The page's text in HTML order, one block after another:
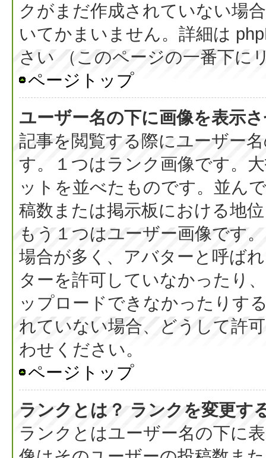
クがまだ作成されていない場
いてかまいません。詳細は
さい （このページの一番下に
ページトップ
ユーザー名の下に画像を表示
記事を閲覧する際にユーザー
す。１つはランク画像です。
ットを並べたものです。並ん
稿数または掲示板における地
もう１つはユーザー画像です
場合が多く、アバターと呼ば
ターを許可していなかったり
ップロードできなかったりす
れていない場合、どうして許
わせください。
ページトップ
ランクとは？ ランクを変更す
ランクとはユーザー名の下に